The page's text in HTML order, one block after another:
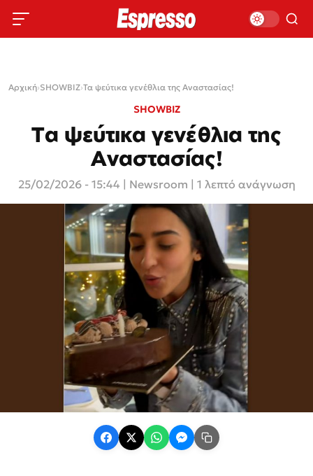
Αρχική›SHOWBIZ›Τα ψεύτικα γενέθλια της Αναστασίας!
SHOWBIZ
Τα ψεύτικα γενέθλια της
Αναστασίας!
25/02/2026 - 15:44 Newsroom | 1 λεπτό ανάγνωση